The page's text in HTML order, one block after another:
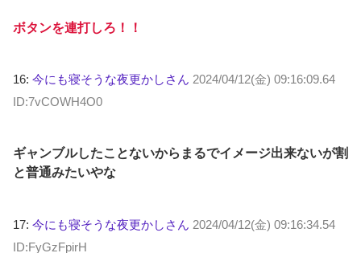
ボタンを連打しろ！！
16: 今にも寝そうな夜更かしさん 2024/04/12(金) 09:16:09.64
ID:7vCOWH4O0
ギャンブルしたことないからまるでイメージ出来ないが割
と普通みたいやな
17: 今にも寝そうな夜更かしさん 2024/04/12(金) 09:16:34.54
ID:FyGzFpirH